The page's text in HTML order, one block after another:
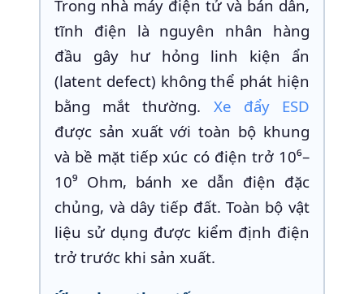
Trong nhà máy điện tử và bán dẫn,
tĩnh điện là nguyên nhân hàng
đầu gây hư hỏng linh kiện ẩn
(latent defect) không thể phát hiện
bằng mắt thường. Xe đẩy ESD
được sản xuất với toàn bộ khung
và bề mặt tiếp xúc có điện trở 10⁶–
10⁹ Ohm, bánh xe dẫn điện đặc
chủng, và dây tiếp đất. Toàn bộ vật
liệu sử dụng được kiểm định điện
trở trước khi sản xuất.